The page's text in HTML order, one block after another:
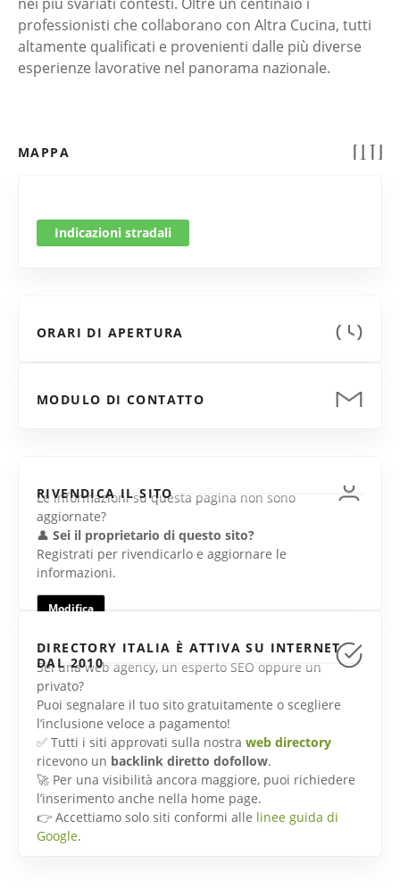
professionisti che collaborano con Altra Cucina, tutti
altamente qualificati e provenienti dalle più diverse
esperienze lavorative nel panorama nazionale.
MAPPA
Indicazioni stradali
ORARI DI APERTURA
MODULO DI CONTATTO
RIVENDICA IL SITO
Le informazioni su questa pagina non sono
aggiornate?
👤 Sei il proprietario di questo sito?
Registrati per rivendicarlo e aggiornare le
informazioni.
Modifica
DIRECTORY ITALIA È ATTIVA SU INTERNET
DAL 2010
Sei una web agency, un esperto SEO oppure un
privato?
Puoi segnalare il tuo sito gratuitamente o scegliere
l’inclusione veloce a pagamento!
✅ Tutti i siti approvati sulla nostra web directory
ricevono un backlink diretto dofollow.
🚀 Per una visibilità ancora maggiore, puoi richiedere
l’inserimento anche nella home page.
👉 Accettiamo solo siti conformi alle linee guida di
Google.